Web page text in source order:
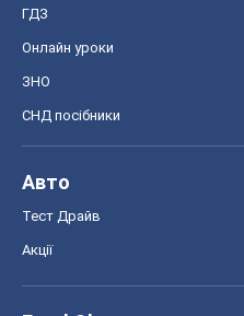
ГДЗ
Онлайн уроки
ЗНО
СНД посібники
Авто
Тест Драйв
Акції